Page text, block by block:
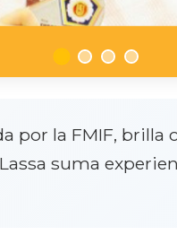
por la FMIF,
suma